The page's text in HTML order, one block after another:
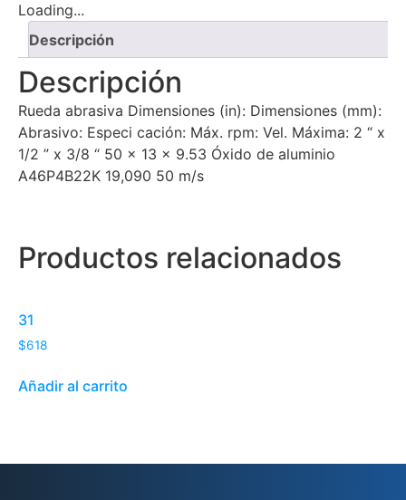
Loading...
Descripción
Descripción
Rueda abrasiva Dimensiones (in): Dimensiones (mm):
Abrasivo: Especi cación: Máx. rpm: Vel. Máxima: 2 “ x
1/2 ” x 3/8 “ 50 x 13 x 9.53 Óxido de aluminio
A46P4B22K 19,090 50 m/s
Productos relacionados
31
$618
Añadir al carrito